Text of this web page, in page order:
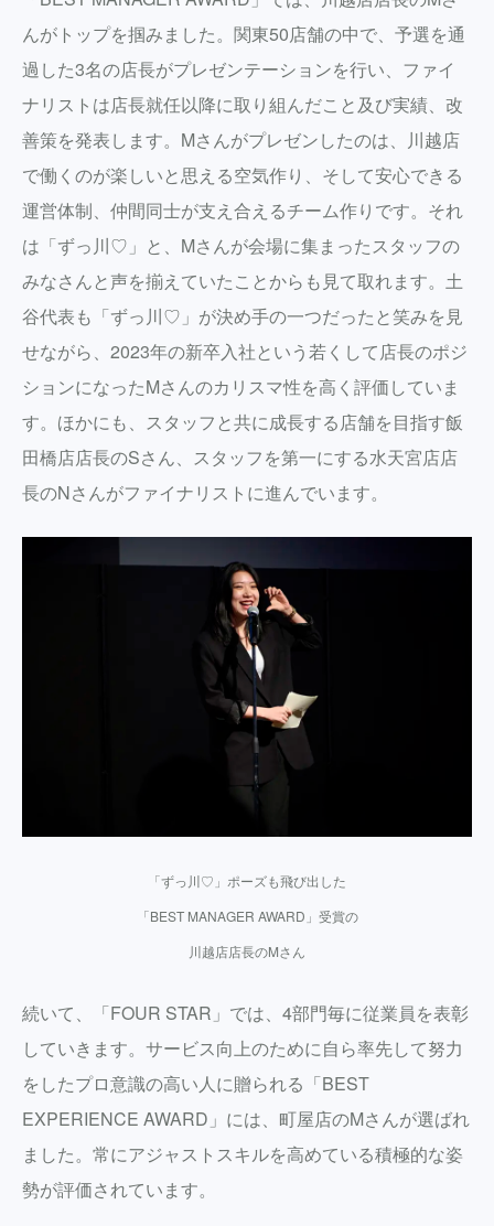
んがトップを掴みました。関東50店舗の中で、予選を通
過した3名の店長がプレゼンテーションを行い、ファイ
ナリストは店長就任以降に取り組んだこと及び実績、改
善策を発表します。Mさんがプレゼンしたのは、川越店
で働くのが楽しいと思える空気作り、そして安心できる
運営体制、仲間同士が支え合えるチーム作りです。それ
は「ずっ川♡」と、Mさんが会場に集まったスタッフの
みなさんと声を揃えていたことからも見て取れます。土
谷代表も「ずっ川♡」が決め手の一つだったと笑みを見
せながら、2023年の新卒入社という若くして店長のポジ
ションになったMさんのカリスマ性を高く評価していま
す。ほかにも、スタッフと共に成長する店舗を目指す飯
田橋店店長のSさん、スタッフを第一にする水天宮店店
長のNさんがファイナリストに進んでいます。
「ずっ川♡」ポーズも飛び出した
「BEST MANAGER AWARD」受賞の
川越店店長のMさん
続いて、「FOUR STAR」では、4部門毎に従業員を表彰
していきます。サービス向上のために自ら率先して努力
をしたプロ意識の高い人に贈られる「BEST
EXPERIENCE AWARD」には、町屋店のMさんが選ばれ
ました。常にアジャストスキルを高めている積極的な姿
勢が評価されています。